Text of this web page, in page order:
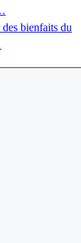
bienfaits du